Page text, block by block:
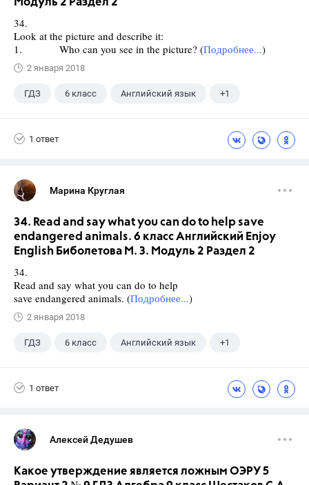
Модуль 2 Раздел 2
34.
Look at the picture and describe it:
1. Who can you see in the picture? (Подробнее...)
2 января 2018
ГДЗ 6 класс Английский язык +1
1 ответ
Марина Круглая
34. Read and say what you can do to help save
endangered animals. 6 класс Английский Enjoy
English Биболетова М. З. Модуль 2 Раздел 2
34.
Read and say what you can do to help
save endangered animals. (Подробнее...)
2 января 2018
ГДЗ 6 класс Английский язык +1
1 ответ
Алексей Дедушев
Какое утверждение является ложным ОЭРУ 5